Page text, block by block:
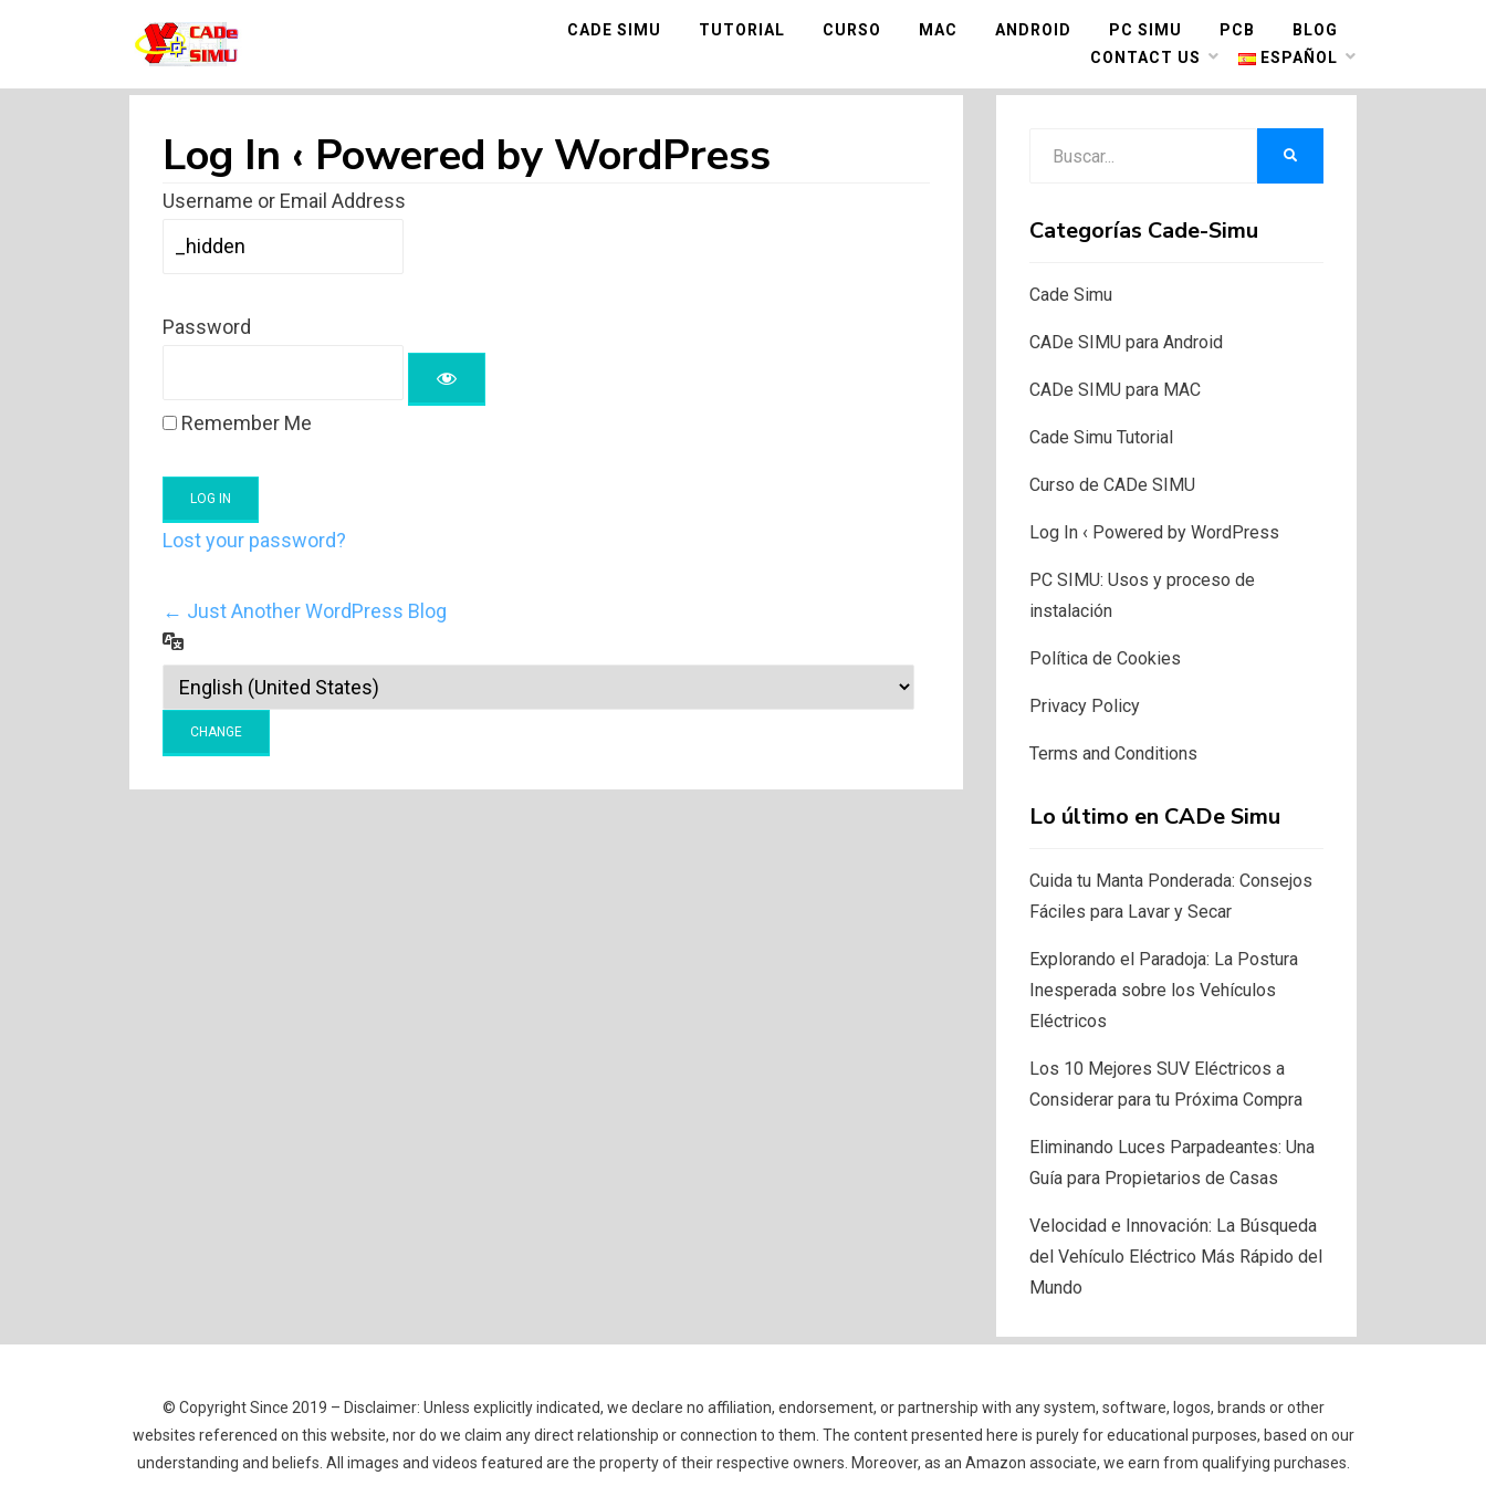
CADE SIMU
mejor software de creacion de circuitos
CADE SIMU TUTORIAL CURSO MAC ANDROID PC SIMU PCB
BLOG
CONTACT US
ESPAÑOL
Log In ‹ Powered by WordPress
Username or Email Address
Password
Remember Me
Lost your password?
← Just Another WordPress Blog
Categorías Cade-Simu
Cade Simu
CADe SIMU para Android
CADe SIMU para MAC
Cade Simu Tutorial
Curso de CADe SIMU
Log In ‹ Powered by WordPress
PC SIMU: Usos y proceso de
instalación
Política de Cookies
Privacy Policy
Terms and Conditions
Lo último en CADe Simu
Cuida tu Manta Ponderada: Consejos
Fáciles para Lavar y Secar
Explorando el Paradoja: La Postura
Inesperada sobre los Vehículos
Eléctricos
Los 10 Mejores SUV Eléctricos a
Considerar para tu Próxima Compra
Eliminando Luces Parpadeantes: Una
Guía para Propietarios de Casas
Velocidad e Innovación: La Búsqueda
del Vehículo Eléctrico Más Rápido del
Mundo
© Copyright Since 2019 – Disclaimer: Unless explicitly indicated, we declare no affiliation, endorsement, or partnership with any system, software, logos, brands or other
websites referenced on this website, nor do we claim any direct relationship or connection to them. The content presented here is purely for educational purposes, based on our
understanding and beliefs. All images and videos featured are the property of their respective owners. Moreover, as an Amazon associate, we earn from qualifying purchases.